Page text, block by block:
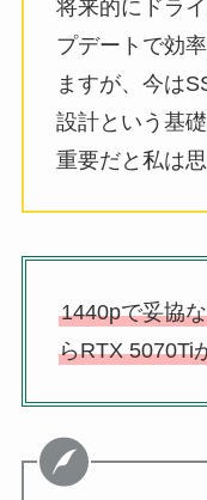
将来的にドラ
プデートで効
ますが、今は
設計という基
重要だと私は思
1440pで妥協
らRTX 5070Ti